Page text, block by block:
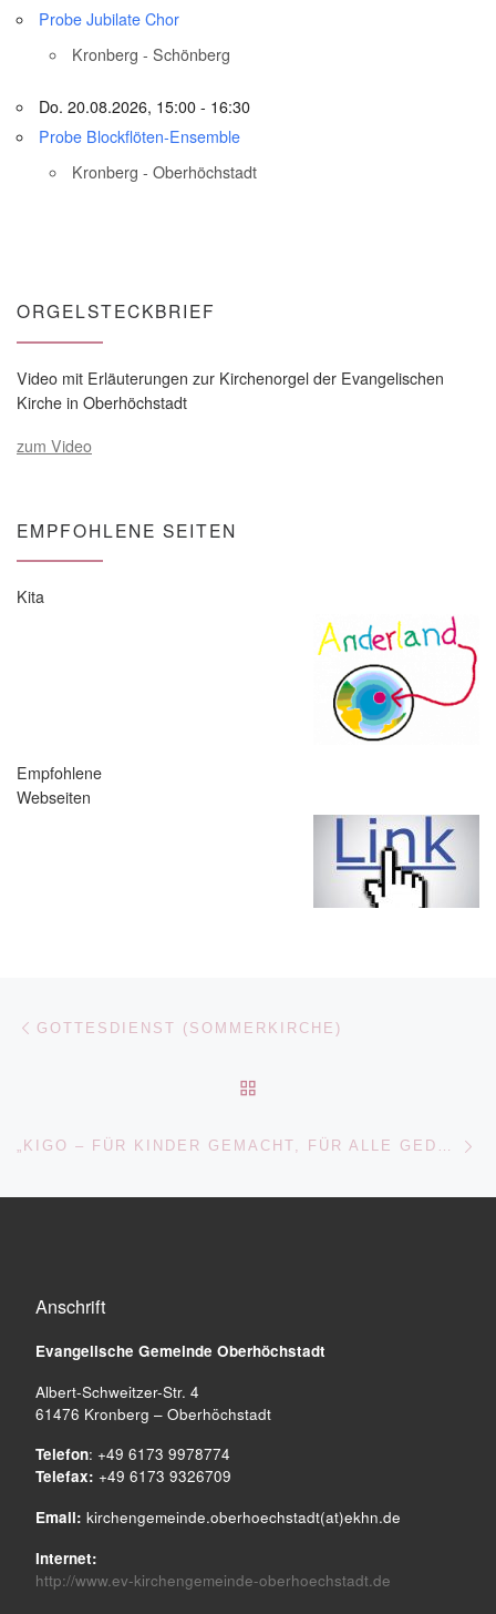
Probe Jubilate Chor
Kronberg - Schönberg
Do. 20.08.2026, 15:00 - 16:30
Probe Blockflöten-Ensemble
Kronberg - Oberhöchstadt
ORGELSTECKBRIEF
Video mit Erläuterungen zur Kirchenorgel der Evangelischen
Kirche in Oberhöchstadt
zum Video
EMPFOHLENE SEITEN
Kita
Empfohlene
Webseiten
Beitragsnavigation
GOTTESDIENST (SOMMERKIRCHE)
„KIGO – FÜR KINDER GEMACHT, FÜR ALLE GEDACHT “ MIT ANSCHLIESSENDEM KIRCHKAFFEE
Anschrift
Evangelische Gemeinde Oberhöchstadt
Albert-Schweitzer-Str. 4
61476 Kronberg – Oberhöchstadt
Telefon: +49 6173 9978774
Telefax: +49 6173 9326709
Email: kirchengemeinde.oberhoechstadt(at)ekhn.de
Internet:
http://www.ev-kirchengemeinde-oberhoechstadt.de